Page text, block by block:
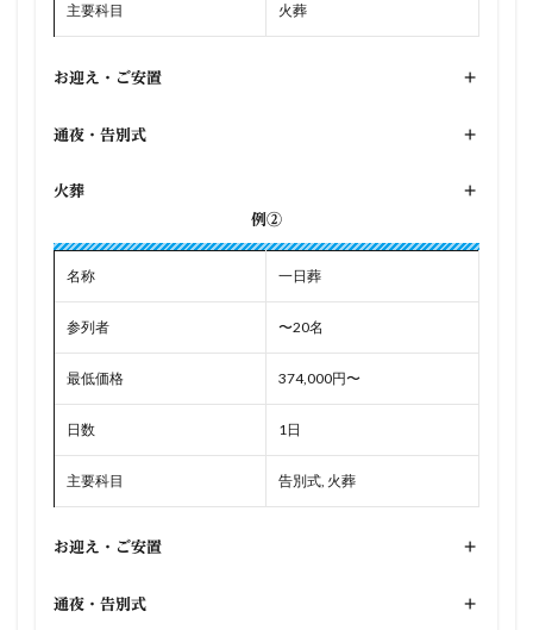
主要科目 火葬
お迎え・ご安置 +
通夜・告別式 +
火葬
+
例②
名称 一日葬
参列者 〜20名
最低価格 374,000円〜
日数 1日
主要科目 告別式, 火葬
お迎え・ご安置 +
通夜・告別式 +